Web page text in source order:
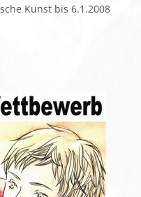
Kunst bis 6.1.2008